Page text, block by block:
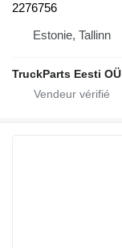
2276756
Estonie, Tallinn
TruckParts Eesti OÜ